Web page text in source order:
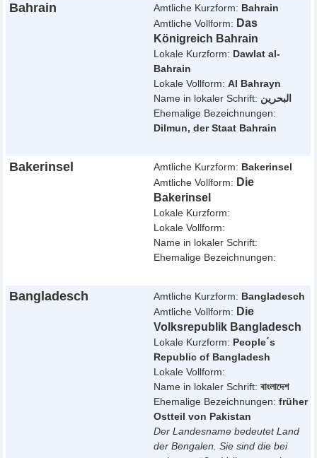
Bahrain Amtliche Kurzform: Bahrain
Amtliche Vollform: Das
Königreich Bahrain
Lokale Kurzform: Dawlat al-
Bahrain
Lokale Vollform:Al Bahrayn
Name in lokaler Schrift: البحرين
Ehemalige Bezeichnungen:
Dilmun, der Staat Bahrain
Bakerinsel Amtliche Kurzform: Bakerinsel
Amtliche Vollform: Die
Bakerinsel
Lokale Kurzform:
Lokale Vollform:
Name in lokaler Schrift:
Ehemalige Bezeichnungen:
Bangladesch Amtliche Kurzform: Bangladesch
Amtliche Vollform: Die
Volksrepublik Bangladesch
Lokale Kurzform: People´s
Republic of Bangladesh
Lokale Vollform:
Name in lokaler Schrift:বাংলাদেশ
Ehemalige Bezeichnungen:früher
Ostteil von Pakistan
Der Landesname bedeutet Land
der Bengalen. Sie sind die bei